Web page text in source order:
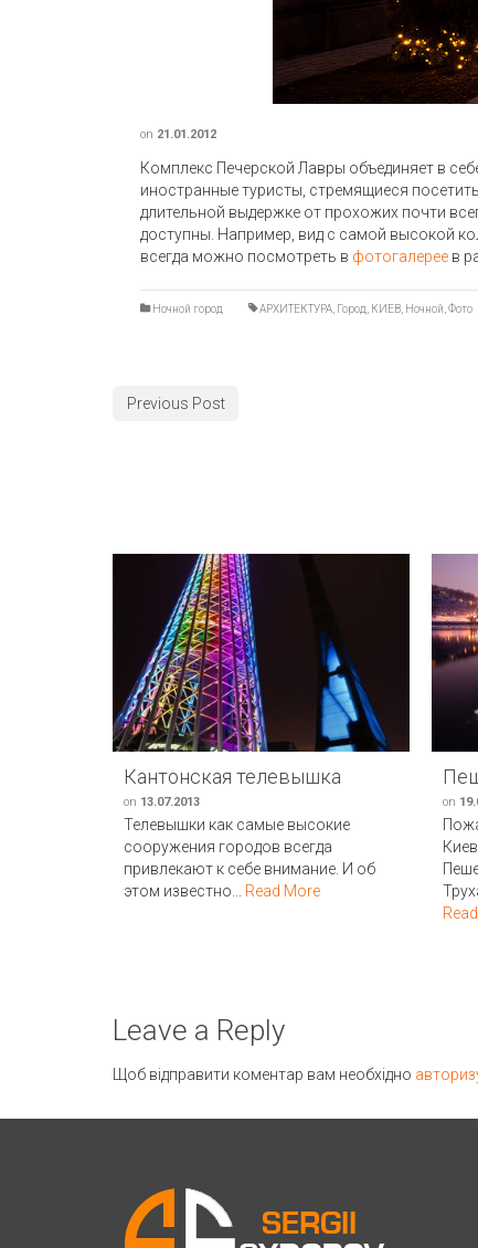
on 21.01.2012
Комплекс Печерской Лавры объединяет в
иностранные туристы, стремящиеся
длительной выдержке от прохожих почти
доступны. Например, вид с самой высокой
всегда можно посмотреть в фотогалерее в
Ночной город АРХИТЕКТУРА Город КИЕВ Ночной Фото
Previous Post
Кантонская телевышка
on 13.07.2013
Телевышки как самые высокие
сооружения городов всегда
привлекают к себе внимание. И об
этом известно... Read More
on
Leave a Reply
Щоб відправити коментар вам необхідно